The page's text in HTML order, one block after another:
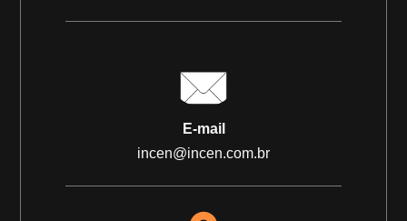
E-mail
incen@incen.com.br